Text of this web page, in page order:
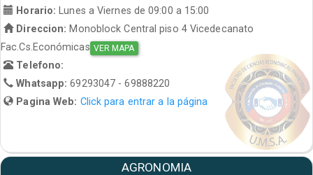
Horario: Lunes a Viernes de 09:00 a 15:00
Direccion: Monoblock Central piso 4 Vicedecanato
Fac.Cs.Económicas VER MAPA
Telefono:
Whatsapp:69293047 - 69888220
Pagina Web: Click para entrar a la página
AGRONOMIA